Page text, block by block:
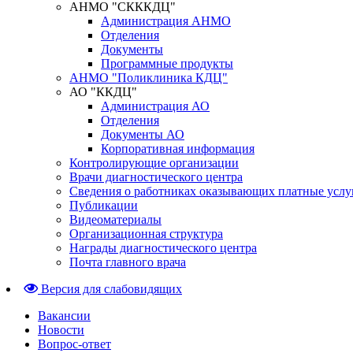
АНМО "СКККДЦ"
Администрация АНМО
Отделения
Документы
Программные продукты
АНМО "Поликлиника КДЦ"
АО "ККДЦ"
Администрация АО
Отделения
Документы АО
Корпоративная информация
Контролирующие организации
Врачи диагностического центра
Сведения о работниках оказывающих платные
Публикации
Видеоматериалы
Организационная структура
Награды диагностического центра
Почта главного врача
Версия для слабовидящих
Вакансии
Новости
Вопрос-ответ